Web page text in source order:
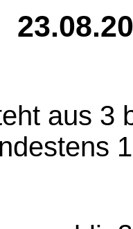
aus 3